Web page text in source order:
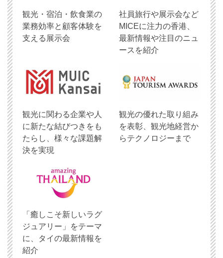
観光・宿泊・飲食業の
業務効率と顧客体験を
支える展示会
社員旅行や展示会など
MICEに注力の香港、
最新情報や注目のニュ
ースを紹介
観光に関わる企業や人
に新たな結びつきをも
たらし、様々な課題解
決を実現
観光の優れた取り組み
を表彰、観光地経営か
らテクノロジーまで
「癒しこそ新しいラグ
ジュアリー」をテーマ
に、タイの最新情報を
紹介